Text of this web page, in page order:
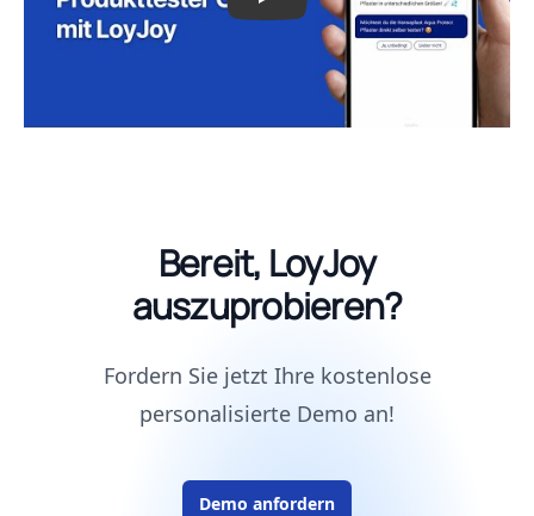
Bereit, LoyJoy
auszuprobieren?
Fordern Sie jetzt Ihre kostenlose
personalisierte Demo an!
Demo anfordern